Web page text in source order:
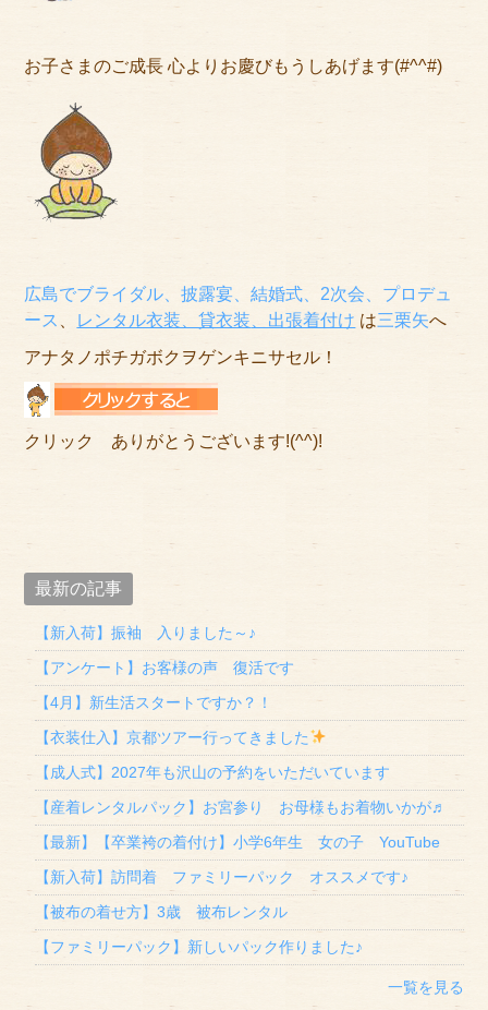
お子さまのご成長 心よりお慶びもうしあげます(#^^#)
広島でブライダル、披露宴、結婚式、2次会、プロデュ
ース
レンタル衣装、貸衣装 、出張着付け は三栗矢へ
アナタノポチガボクヲゲンキニサセル！
クリック ありがとうございます!(^^)!
最新の記事
【新入荷】振袖 入りました～♪
【アンケート】お客様の声 復活です
【4月】新生活スタートですか？！
【衣装仕入】京都ツアー行ってきました
【成人式】2027年も沢山の予約をいただいています
【産着レンタルパック】お宮参り お母様もお着物いかが♬
【最新】【卒業袴の着付け】小学6年生 女の子 YouTube
【新入荷】訪問着 ファミリーパック オススメです♪
【被布の着せ方】3歳 被布レンタル
【ファミリーパック】新しいパック作りました♪
一覧を見る